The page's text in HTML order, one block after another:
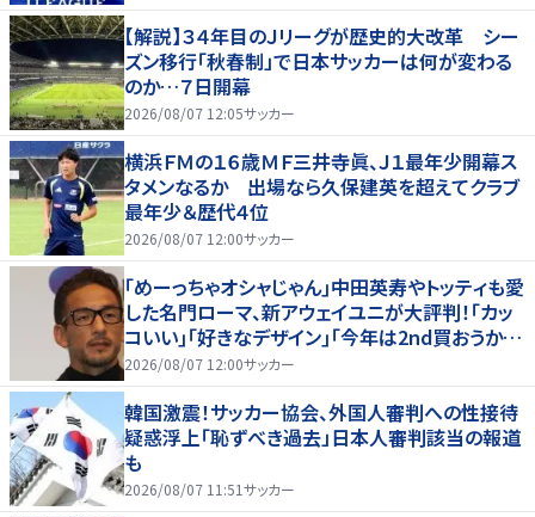
【解説】３４年目のＪリーグが歴史的大改革 シー
ズン移行「秋春制」で日本サッカーは何が変わる
のか…７日開幕
2026/08/07 12:05サッカー
横浜ＦＭの１６歳ＭＦ三井寺眞、Ｊ１最年少開幕ス
タメンなるか 出場なら久保建英を超えてクラブ
最年少＆歴代４位
2026/08/07 12:00サッカー
｢めーっちゃオシャじゃん｣中田英寿やトッティも愛
した名門ローマ、新アウェイユニが大評判！｢カッ
コいい｣｢好きなデザイン｣｢今年は2nd買おうか
な｣
2026/08/07 12:00サッカー
韓国激震！サッカー協会、外国人審判への性接待
疑惑浮上「恥ずべき過去」日本人審判該当の報道
も
2026/08/07 11:51サッカー